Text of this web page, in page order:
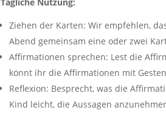
Ziehen der Karten:Wir empfehlen,
Abend gemeinsam eine oder zwei
Affirmationen sprechen: Lest die
könnt ihr die Affirmationen mit
Reflexion: Besprecht, was die
Kind leicht, die Aussagen